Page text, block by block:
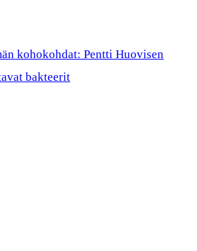
kohokohdat: Pentti Huovisen
bakteerit